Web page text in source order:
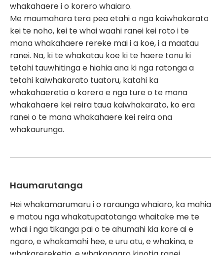
whakahaere i o korero whaiaro.
Me maumahara tera pea etahi o nga kaiwhakarato
kei te noho, kei te whai waahi ranei kei roto i te
mana whakahaere rereke mai i a koe, i a maatau
ranei. Na, ki te whakatau koe ki te haere tonu ki
tetahi tauwhitinga e hiahia ana ki nga ratonga a
tetahi kaiwhakarato tuatoru, katahi ka
whakahaeretia o korero e nga ture o te mana
whakahaere kei reira taua kaiwhakarato, ko era
ranei o te mana whakahaere kei reira ona
whakaurunga.
Haumarutanga
Hei whakamarumaru i o raraunga whaiaro, ka mahia
e matou nga whakatupatotanga whaitake me te
whai i nga tikanga pai o te ahumahi kia kore ai e
ngaro, e whakamahi hee, e uru atu, e whakina, e